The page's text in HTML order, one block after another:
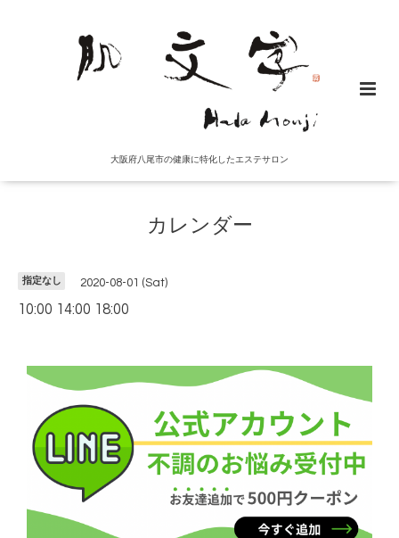
大阪府八尾市の健康に特化したエステサロン
カレンダー
指定なし 2020-08-01 (Sat)
10:00 14:00 18:00